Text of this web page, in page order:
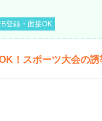
登録・面接OK
！スポーツ大会の